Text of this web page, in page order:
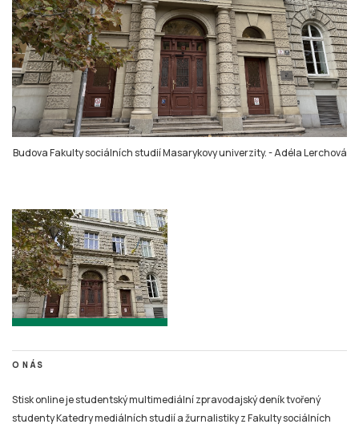
Budova Fakulty sociálních studií Masarykovy univerzity.-Adéla Lerchová
O NÁS
Stisk online je studentský multimediální zpravodajský deník tvořený
studenty Katedry mediálních studií a žurnalistiky z Fakulty sociálních